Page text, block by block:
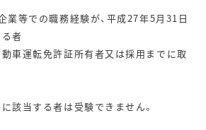
業等での職務経験が、平成27年5月31日
者
車運転免許証所有者又は採用までに取
該当する者は受験できません。